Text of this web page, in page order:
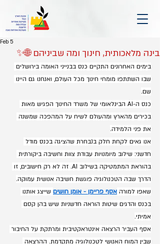
בינה מלאכותית, חינוך ומה שביניהם 🌐✨
Feb 5
בימים האחרונים התקיים כנס בבנייני האומה בירושלים
שבו השתתפו מומחי חינוך מכל העולם, ואנחנו גם היינו
שם.
כנס ה-AI הבינלאומי של משרד החינוך הפגיש מאות
בכירים מהארץ ומהעולם לשיח על המהפכה שמשנה
את פני הלמידה.
אנו גאים לקחת חלק בנבחרת שהציגה בכנס מודל
חדשני: שילוב מיומנויות עבודת צוות וחשיבה ביקורתית
בהוראת המתמטיקה בשילוב AI. זה לא רק חישובים, זו
הדרך שבה הטכנולוגיה פוגשת חשיבה אנושית עמוקה.
שאפו למורה אסף פריימן - אומן חושים שייצג אותנו
בכנס והדגים שיטות הוראה חדשניות שיש בהן קסם
אמיתי.
אסף העביר הרצאה אינטראקטיבית ומרתקת על החיבור
שבין המוח האנושי לטכנולוגיה מתקדמת. ההרצאה